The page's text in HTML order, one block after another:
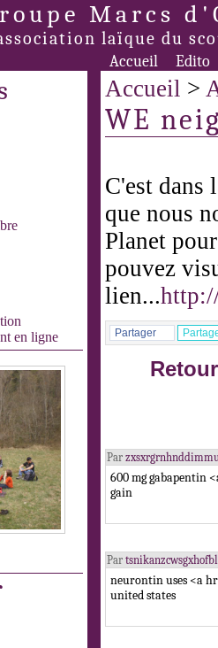
Marcs
laïque du
Accueil Edito
en ligne
Accueil >
WE
C'est dans
que nous
Planet
pouvez
lien...
Partager
Par
600 mg gabapentin
gain
Par
neurontin uses <a
united states